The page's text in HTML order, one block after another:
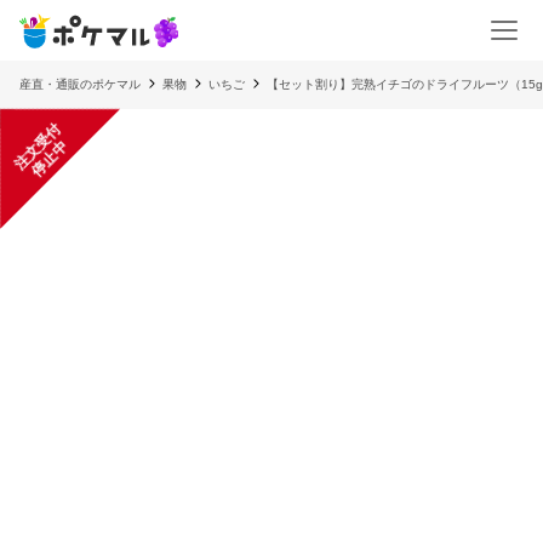
産直・通販のポケマル 果物 いちご 【セット割り】完熟イチゴのドライフルーツ（
注
文
受
付
停
止
中